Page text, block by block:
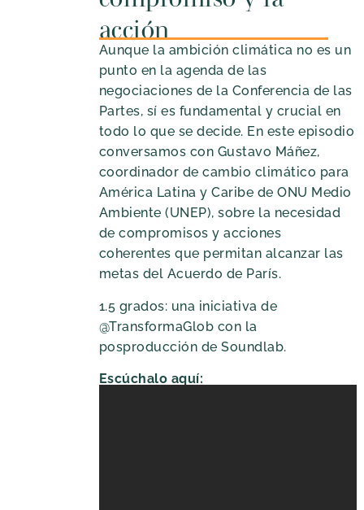
acción
Aunque la ambición climática no es un
punto en la agenda de las
negociaciones de la Conferencia de las
Partes, sí es fundamental y crucial en
todo lo que se decide. En este episodio
conversamos con Gustavo Máñez,
coordinador de cambio climático para
América Latina y Caribe de ONU Medio
Ambiente (UNEP), sobre la necesidad
de compromisos y acciones
coherentes que permitan alcanzar las
metas del Acuerdo de París.
1.5 grados: una iniciativa de
@TransformaGlob con la
posproducción de Soundlab.
Escúchalo aquí: